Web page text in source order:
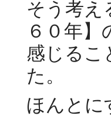
そう考え
６０年】
感じるこ
た。
ほんとに